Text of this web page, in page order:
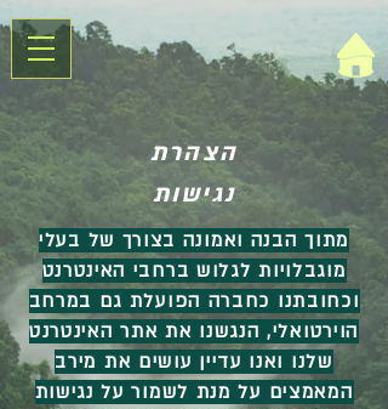
הצהרת
נגישות
מתוך הבנה ואמונה בצורך של בעלי
מוגבלויות לגלוש ברחבי האינטרנט
וכחובתנו כחברה הפועלת גם במרחב
הוירטואלי, הנגשנו את אתר האינטרנט
שלנו ואנו עדיין עושים את מירב
המאמצים על מנת לשמור על נגישות